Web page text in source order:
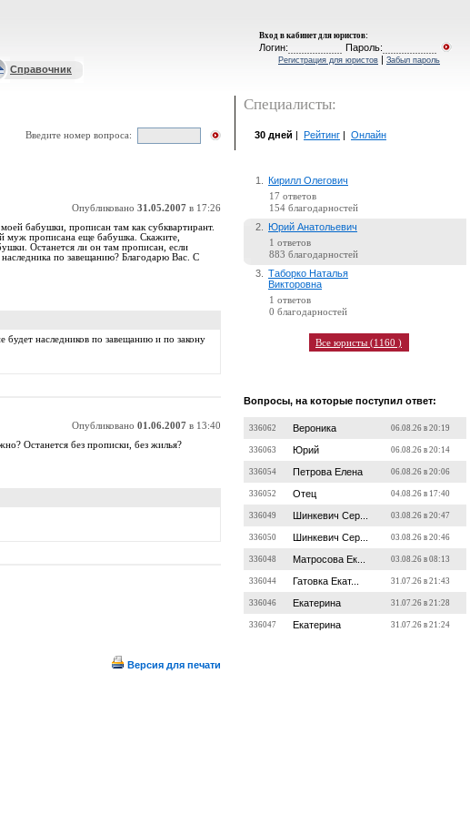
Вход в кабинет для юристов:
Логин: Пароль:
Регистрация для юристов | Забыл пароль
Справочник
Введите номер вопроса:
Опубликовано 31.05.2007 в 17:26
бабушки, прописан там как субквартирант.
муж прописана еще бабушка. Скажите,
Останется ли он там прописан, если
по завещанию? Благодарю Вас. С
наследников по завещанию и по закону
Опубликовано 01.06.2007 в 13:40
Останется без прописки, без жилья?
Версия для печати
Специалисты:
30 дней Рейтинг Онлайн
1. Кирилл Олегович
17 ответов
154 благодарностей
2. Юрий Анатольевич
1 ответов
883 благодарностей
3.
Таборко Наталья
Викторовна
1 ответов
0 благодарностей
Все юристы (1160 )
Вопросы, на которые поступил ответ:
336062 Вероника 06.08.26 в 20:19
336063 Юрий 06.08.26 в 20:14
336054 Петрова Елена 06.08.26 в 20:06
336052 Отец 04.08.26 в 17:40
336049 Шинкевич Сер... 03.08.26 в 20:47
336050 Шинкевич Сер... 03.08.26 в 20:46
336048 Матросова Ек... 03.08.26 в 08:13
336044 Гатовка Екат... 31.07.26 в 21:43
336046 Екатерина 31.07.26 в 21:28
336047 Екатерина 31.07.26 в 21:24